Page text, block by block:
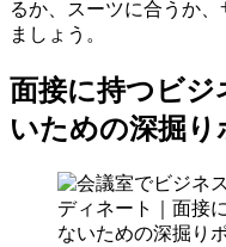
るか、スーツに合うか
ましょう。
面接に持つビ
いための深掘り